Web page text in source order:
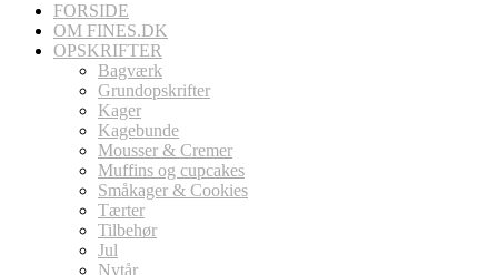
FORSIDE
OM FINES.DK
OPSKRIFTER
Bagværk
Grundopskrifter
Kager
Kagebunde
Mousser & Cremer
Muffins og cupcakes
Småkager & Cookies
Tærter
Tilbehør
Jul
Nytår